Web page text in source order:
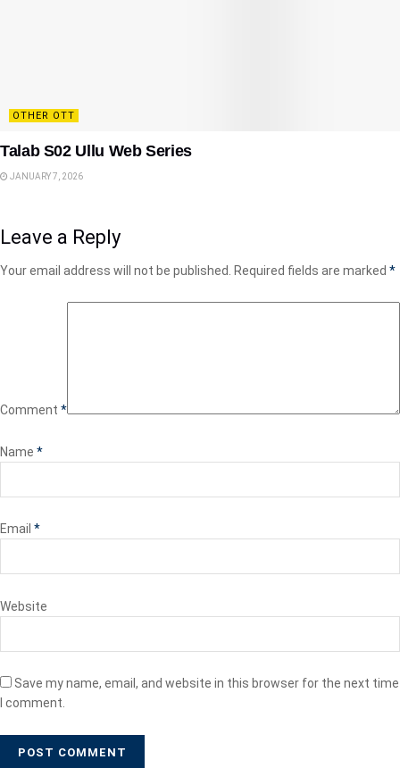
OTHER OTT
Talab S02 Ullu Web Series
JANUARY 7, 2026
Leave a Reply
Your email address will not be published. Required fields are marked *
Comment *
Name *
Email *
Website
Save my name, email, and website in this browser for the next time
I comment.